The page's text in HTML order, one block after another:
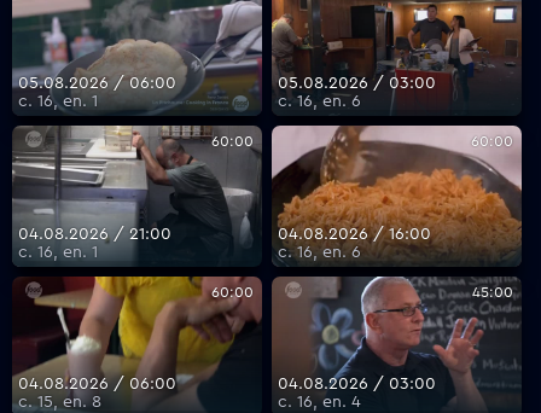
05.08.2026 / 06:00
с. 16, еп. 1
05.08.2026 / 03:00
с. 16, еп. 6
60:00
04.08.2026 / 21:00
с. 16, еп. 1
60:00
04.08.2026 / 16:00
с. 16, еп. 6
60:00
04.08.2026 / 06:00
с. 15, еп. 8
45:00
04.08.2026 / 03:00
с. 16, еп. 4